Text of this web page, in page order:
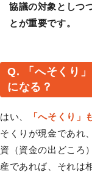
協議の対象としつ
とが重要です。
Q. 「へそくり
になる？
はい、 「へそくり」
そくりが現金であれ
資（資金の出どころ
産であれば、それは